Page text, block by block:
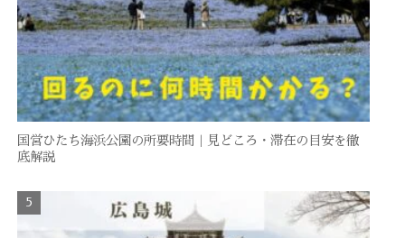
国営ひたち海浜公園の所要時間｜見どころ・滞在の目安を徹
底解説